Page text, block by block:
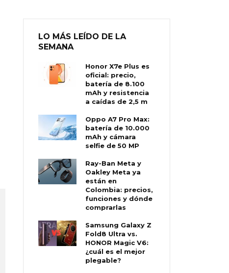
LO MÁS LEÍDO DE LA
SEMANA
Honor X7e Plus es
oficial: precio,
batería de 8.100
mAh y resistencia
a caídas de 2,5 m
Oppo A7 Pro Max:
batería de 10.000
mAh y cámara
selfie de 50 MP
Ray-Ban Meta y
Oakley Meta ya
están en
Colombia: precios,
funciones y dónde
comprarlas
Samsung Galaxy Z
Fold8 Ultra vs.
HONOR Magic V6:
¿cuál es el mejor
plegable?